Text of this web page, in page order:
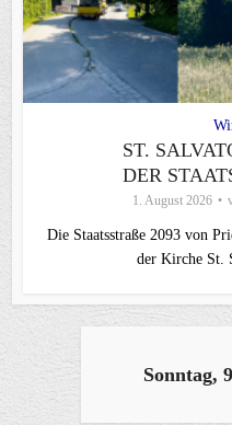
ST.
DER
1. August 2026
Die Staatsstraße 2093 von
der Kirche St.
Sonntag,